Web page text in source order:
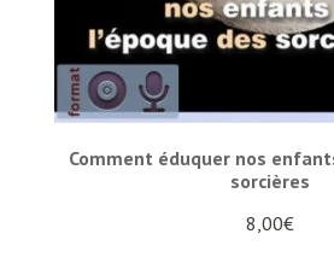
Comment éduquer nos
sorcières
8,00€